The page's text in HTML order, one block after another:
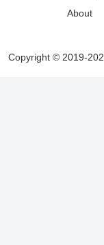
About
Copyright © 2019-